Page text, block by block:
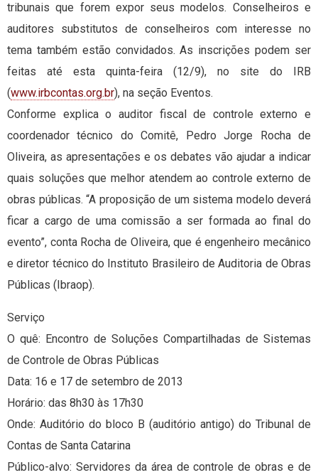
tribunais que forem expor seus modelos. Conselheiros e
auditores substitutos de conselheiros com interesse no
tema também estão convidados. As inscrições podem ser
feitas até esta quinta-feira (12/9), no site do IRB
(www.irbcontas.org.br), na seção Eventos.
Conforme explica o auditor fiscal de controle externo e
coordenador técnico do Comitê, Pedro Jorge Rocha de
Oliveira, as apresentações e os debates vão ajudar a indicar
quais soluções que melhor atendem ao controle externo de
obras públicas. “A proposição de um sistema modelo deverá
ficar a cargo de uma comissão a ser formada ao final do
evento”, conta Rocha de Oliveira, que é engenheiro mecânico
e diretor técnico do Instituto Brasileiro de Auditoria de Obras
Públicas (Ibraop).
Serviço
O quê: Encontro de Soluções Compartilhadas de Sistemas
de Controle de Obras Públicas
Data: 16 e 17 de setembro de 2013
Horário: das 8h30 às 17h30
Onde: Auditório do bloco B (auditório antigo) do Tribunal de
Contas de Santa Catarina
Público-alvo: Servidores da área de controle de obras e de